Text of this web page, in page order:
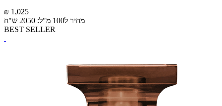
₪ 1,025
מחיר ל100 מ"ל: 2050 ש"ח
BEST SELLER